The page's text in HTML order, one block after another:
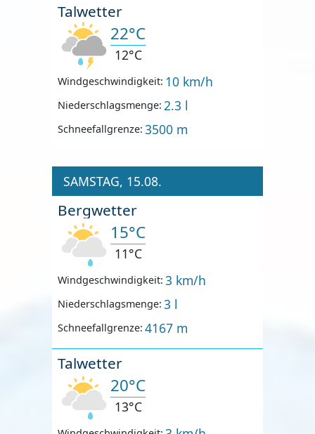
Talwetter
22°C
12°C
Windgeschwindigkeit: 10 km/h
Niederschlagsmenge: 2.3 l
Schneefallgrenze: 3500 m
SAMSTAG, 15.08.
Bergwetter
15°C
11°C
Windgeschwindigkeit: 3 km/h
Niederschlagsmenge: 3 l
Schneefallgrenze: 4167 m
Talwetter
20°C
13°C